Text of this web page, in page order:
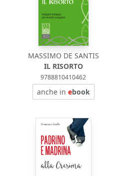
MASSIMO DE SANTIS
IL RISORTO
9788810410462
anche in ebook